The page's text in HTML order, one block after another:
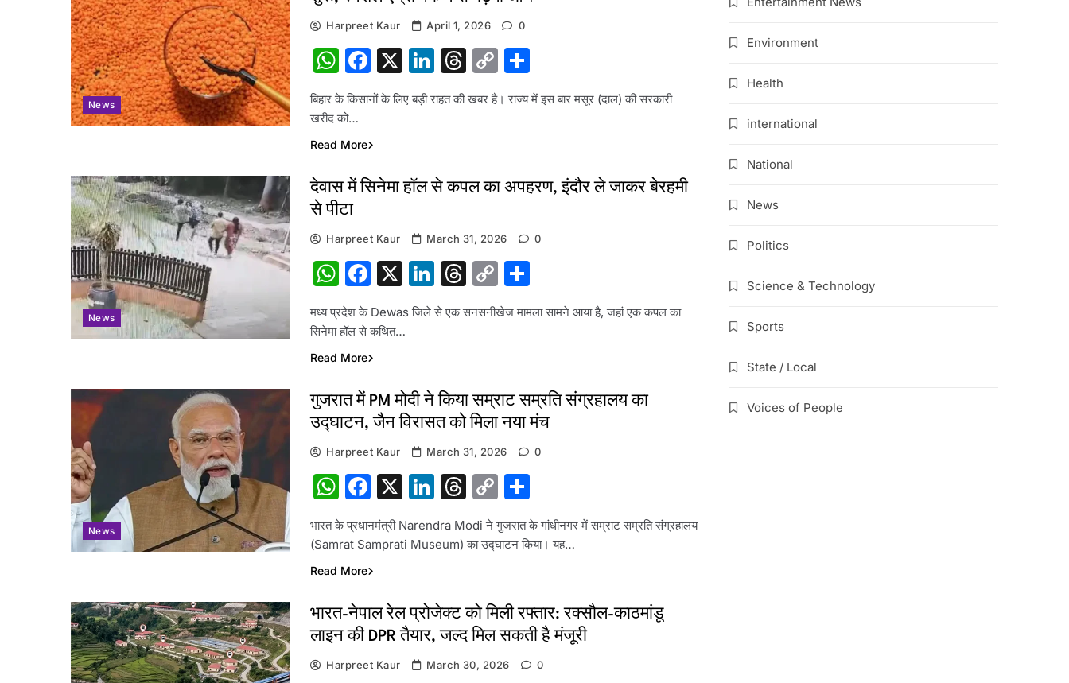
News
Harpreet Kaur April 1, 2026 0
WhatsApp
Facebook
X LinkedIn
Threads
Copy
Link
Share
बिहार के किसानों के लिए बड़ी राहत की खबर है। राज्य में इस बार मसूर (दाल) की सरकारी
खरीद को…
Read More
News
देवास में सिनेमा हॉल से कपल का अपहरण, इंदौर ले जाकर बेरहमी
से पीटा
Harpreet Kaur March 31, 2026 0
WhatsApp
Facebook
X LinkedIn
Threads
Copy
Link
Share
मध्य प्रदेश के Dewas जिले से एक सनसनीखेज मामला सामने आया है, जहां एक कपल का
सिनेमा हॉल से कथित…
Read More
News
गुजरात में PM मोदी ने किया सम्राट सम्रति संग्रहालय का
उद्घाटन, जैन विरासत को मिला नया मंच
Harpreet Kaur March 31, 2026 0
WhatsApp
Facebook
X LinkedIn
Threads
Copy
Link
Share
भारत के प्रधानमंत्री Narendra Modi ने गुजरात के गांधीनगर में सम्राट सम्रति संग्रहालय
(Samrat Samprati Museum) का उद्घाटन किया। यह…
Read More
भारत-नेपाल रेल प्रोजेक्ट को मिली रफ्तार: रक्सौल-काठमांडू
लाइन की DPR तैयार, जल्द मिल सकती है मंजूरी
Harpreet Kaur March 30, 2026 0
Environment
Health
international
National
News
Politics
Science & Technology
Sports
State / Local
Voices of People